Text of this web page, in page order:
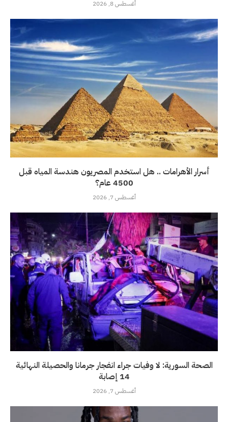
أغسطس 8, 2026
أسرار الأهرامات .. هل استخدم المصريون هندسة المياه قبل
4500 عام؟
أغسطس 7, 2026
الصحة السورية: لا وفيات جراء انفجار جرمانا والحصيلة النهائية
14 إصابة
أغسطس 7, 2026